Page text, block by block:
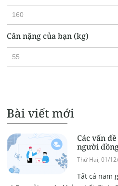
Cân nặng của bạn (kg)
Bài viết mới
Các vấn
người
Thứ Hai, 01/
Tất cả nam